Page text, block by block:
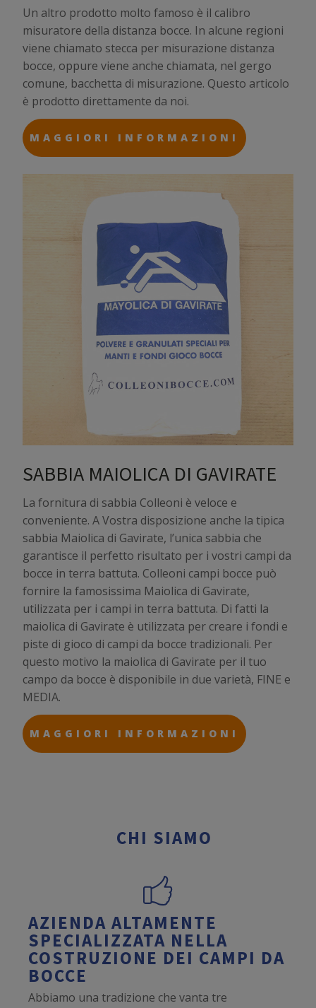
Un altro prodotto molto famoso è il calibro
misuratore della distanza bocce. In alcune regioni
viene chiamato stecca per misurazione distanza
bocce, oppure viene anche chiamata, nel gergo
comune, bacchetta di misurazione. Questo articolo
è prodotto direttamente da noi.
MAGGIORI INFORMAZIONI
SABBIA MAIOLICA DI GAVIRATE
La fornitura di sabbia Colleoni è veloce e
conveniente. A Vostra disposizione anche la tipica
sabbia Maiolica di Gavirate, l’unica sabbia che
garantisce il perfetto risultato per i vostri campi da
bocce in terra battuta. Colleoni campi bocce può
fornire la famosissima Maiolica di Gavirate,
utilizzata per i campi in terra battuta. Di fatti la
maiolica di Gavirate è utilizzata per creare i fondi e
piste di gioco di campi da bocce tradizionali. Per
questo motivo la maiolica di Gavirate per il tuo
campo da bocce è disponibile in due varietà, FINE e
MEDIA.
MAGGIORI INFORMAZIONI
CHI SIAMO
AZIENDA ALTAMENTE
SPECIALIZZATA NELLA
COSTRUZIONE DEI CAMPI DA
BOCCE
Abbiamo una tradizione che vanta tre